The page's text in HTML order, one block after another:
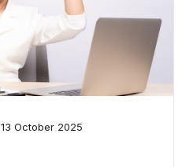
13 October 2025